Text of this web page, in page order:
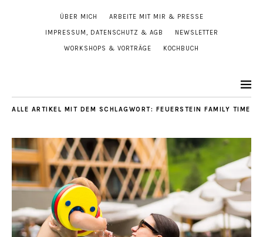
ÜBER MICH ARBEITE MIT MIR & PRESSE
IMPRESSUM, DATENSCHUTZ & AGB NEWSLETTER
WORKSHOPS & VORTRÄGE KOCHBUCH
ALLE ARTIKEL MIT DEM SCHLAGWORT: FEUERSTEIN FAMILY TIME